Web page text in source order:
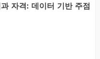
자격: 데이터 기반 주점